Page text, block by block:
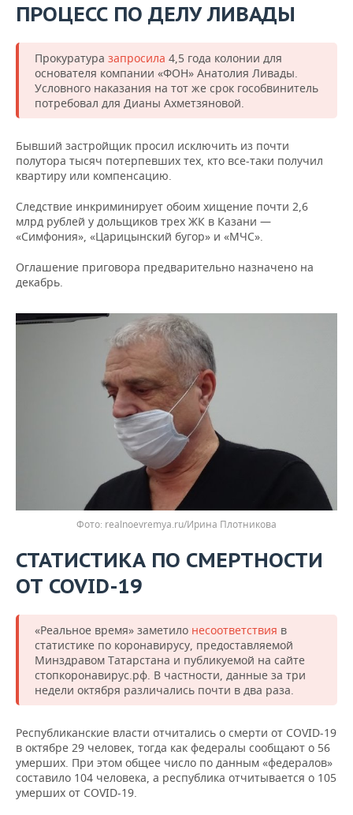
ПРОЦЕСС ПО ДЕЛУ ЛИВАДЫ
Прокуратура запросила 4,5 года колонии для
основателя компании «ФОН» Анатолия Ливады.
Условного наказания на тот же срок гособвинитель
потребовал для Дианы Ахметзяновой.
Бывший застройщик просил исключить из почти
полутора тысяч потерпевших тех, кто все-таки получил
квартиру или компенсацию.
Следствие инкриминирует обоим хищение почти 2,6
млрд рублей у дольщиков трех ЖК в Казани —
«Симфония», «Царицынский бугор» и «МЧС».
Оглашение приговора предварительно назначено на
декабрь.
realnoevremya.ru/Ирина Плотникова
СТАТИСТИКА ПО СМЕРТНОСТИ
ОТ COVID-19
«Реальное время» заметило несоответствия в
статистике по коронавирусу, предоставляемой
Минздравом Татарстана и публикуемой на сайте
стопкоронавирус.рф. В частности, данные за три
недели октября различались почти в два раза.
Республиканские власти отчитались о смерти от COVID-19
в октябре 29 человек, тогда как федералы сообщают о 56
умерших. При этом общее число по данным «федералов»
составило 104 человека, а республика отчитывается о 105
умерших от COVID-19.